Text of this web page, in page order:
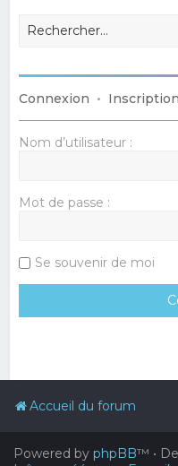
Connexion • Inscription
Nom d’utilisateur :
Mot de passe :
Se souvenir de moi
Accueil du forum
Powered by phpBB™ •